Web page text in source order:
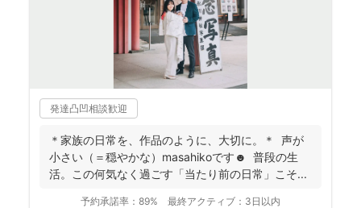
発達凸凹相談歓迎
＊家族の日常を、作品のように、大切に。＊ 声が
小さい（＝穏やかな）masahikoです☻ 普段の生
活。この何気なく過ごす「当たり前の日常」こそ...
予約承諾率： 89% 最終アクティブ： 3日以内